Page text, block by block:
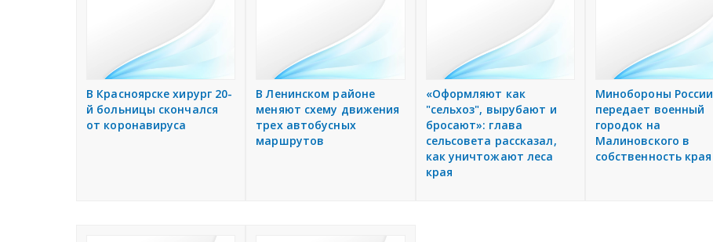
В Красноярске хирург 20-
й больницы скончался
от коронавируса
В Ленинском районе
меняют схему движения
трех автобусных
маршрутов
«Оформляют как
"сельхоз", вырубают и
бросают»: глава
сельсовета рассказал,
как уничтожают леса
края
Минобороны России
передает военный
городок на
Малиновского в
собственность края